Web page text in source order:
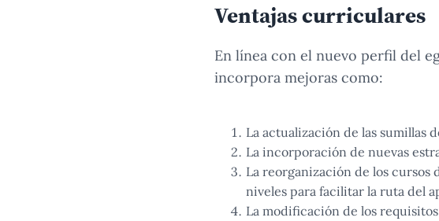
Ventajas curriculares
En línea con el nuevo perfil del
incorpora mejoras como:
La actualización de las sumillas
La incorporación de nuevas
La reorganización de los
niveles para facilitar la ruta del
La modificación de los